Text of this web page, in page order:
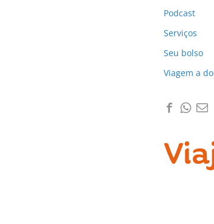
Podcast
Serviços
Seu bolso
Viagem a